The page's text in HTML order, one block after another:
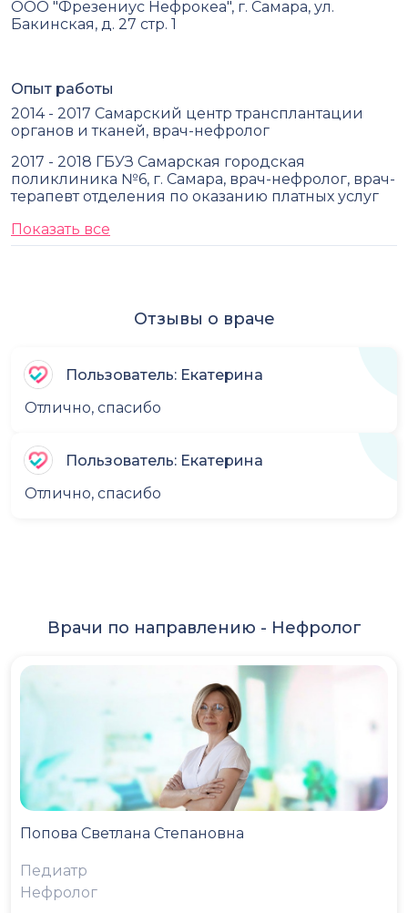
ООО "Фрезениус Нефрокеа", г. Самара, ул.
Бакинская, д. 27 стр. 1
Опыт работы
2014 - 2017 Самарский центр трансплантации
органов и тканей, врач-нефролог
2017 - 2018 ГБУЗ Самарская городская
поликлиника №6, г. Самара, врач-нефролог, врач-
терапевт отделения по оказанию платных услуг
Показать все
Отзывы о враче
Пользователь: Екатерина
Отлично, спасибо
Пользователь: Екатерина
Отлично, спасибо
Врачи по направлению - Нефролог
Попова Светлана Степановна
Педиатр
Нефролог